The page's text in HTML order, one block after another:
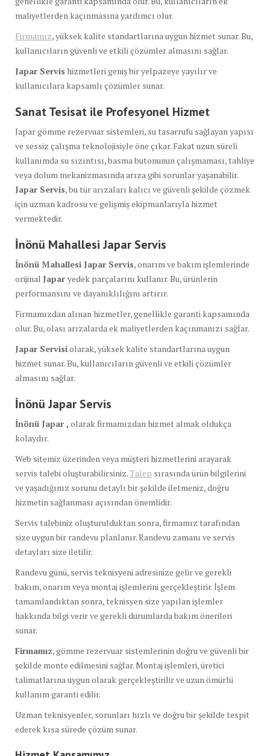
maliyetlerden kaçınmasına yardımcı olur.
Firmamız, yüksek kalite standartlarına uygun hizmet sunar. Bu,
kullanıcıların güvenli ve etkili çözümler almasını sağlar.
Japar Servis hizmetleri geniş bir yelpazeye yayılır ve
kullanıcılara kapsamlı çözümler sunar.
Sanat Tesisat ile Profesyonel Hizmet
Japar gömme rezervuar sistemleri, su tasarrufu sağlayan yapısı
ve sessiz çalışma teknolojisiyle öne çıkar. Fakat uzun süreli
kullanımda su sızıntısı, basma butonunun çalışmaması, tahliye
veya dolum mekanizmasında arıza gibi sorunlar yaşanabilir.
Japar Servis, bu tür arızaları kalıcı ve güvenli şekilde çözmek
için uzman kadrosu ve gelişmiş ekipmanlarıyla hizmet
vermektedir.
İnönü Mahallesi Japar Servis
İnönü Mahallesi Japar Servis, onarım ve bakım işlemlerinde
orijinal Japar yedek parçalarını kullanır. Bu, ürünlerin
performansını ve dayanıklılığını artırır.
Firmamızdan alınan hizmetler, genellikle garanti kapsamında
olur. Bu, olası arızalarda ek maliyetlerden kaçınmanızı sağlar.
Japar Servisiolarak, yüksek kalite standartlarına uygun
hizmet sunar. Bu, kullanıcıların güvenli ve etkili çözümler
almasını sağlar.
İnönü Japar Servis
İnönü Japar , olarak firmamızdan hizmet almak oldukça
kolaydır.
Web sitemiz üzerinden veya müşteri hizmetlerini arayarak
servis talebi oluşturabilirsiniz.Talep sırasında ürün bilgilerini
ve yaşadığınız sorunu detaylı bir şekilde iletmeniz, doğru
hizmetin sağlanması açısından önemlidir.
Servis talebiniz oluşturulduktan sonra, firmamız tarafından
size uygun bir randevu planlanır. Randevu zamanı ve servis
detayları size iletilir.
Randevu günü, servis teknisyeni adresinize gelir ve gerekli
bakım, onarım veya montaj işlemlerini gerçekleştirir. İşlem
tamamlandıktan sonra, teknisyen size yapılan işlemler
hakkında bilgi verir ve gerekli durumlarda bakım önerileri
sunar.
Firmamız, gömme rezervuar sistemlerinin doğru ve güvenli bir
şekilde monte edilmesini sağlar. Montaj işlemleri, üretici
talimatlarına uygun olarak gerçekleştirilir ve uzun ömürlü
kullanım garanti edilir.
Uzman teknisyenler, sorunları hızlı ve doğru bir şekilde tespit
ederek kısa sürede çözüm sunar.